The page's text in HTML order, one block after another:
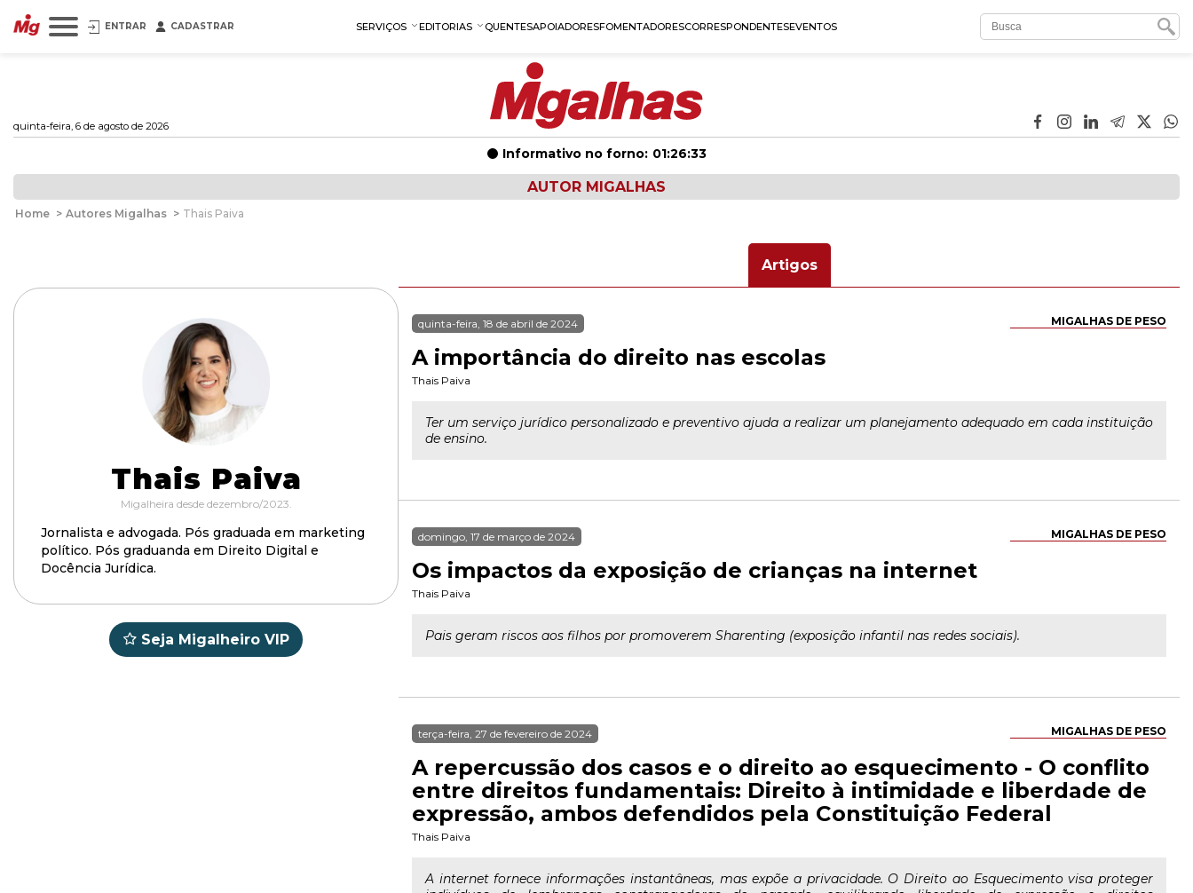
ENTRAR CADASTRAR SERVIÇOS EDITORIAS QUENTESAPOIADORESFOMENTADORESCORRESPONDENTESEVENTOS
quinta-feira, 6 de agosto de 2026
Informativo no forno: 01:26:32
AUTOR MIGALHAS
Home > Autores Migalhas > Thais Paiva
Thais Paiva
Migalheira desde dezembro/2023.
Jornalista e advogada. Pós graduada em marketing
político. Pós graduanda em Direito Digital e
Docência Jurídica.
Seja Migalheiro VIP
Artigos
MIGALHAS DE PESO
quinta-feira, 18 de abril de 2024
A importância do direito nas escolas
Thais Paiva
Ter um serviço jurídico personalizado e preventivo ajuda a realizar um planejamento adequado em cada instituição
de ensino.
MIGALHAS DE PESO
domingo, 17 de março de 2024
Os impactos da exposição de crianças na internet
Thais Paiva
Pais geram riscos aos filhos por promoverem Sharenting (exposição infantil nas redes sociais).
MIGALHAS DE PESO
terça-feira, 27 de fevereiro de 2024
A repercussão dos casos e o direito ao esquecimento - O conflito
entre direitos fundamentais: Direito à intimidade e liberdade de
expressão, ambos defendidos pela Constituição Federal
Thais Paiva
A internet fornece informações instantâneas, mas expõe a privacidade. O Direito ao Esquecimento visa proteger